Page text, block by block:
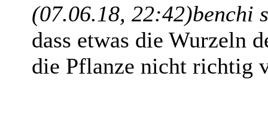
(07.06.18, 22:42)benchi
dass etwas die Wurzeln
die Pflanze nicht richtig